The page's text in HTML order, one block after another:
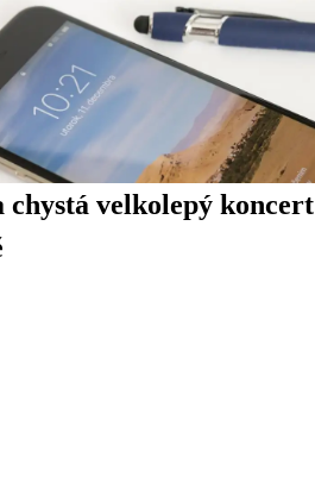
chystá velkolepý koncert